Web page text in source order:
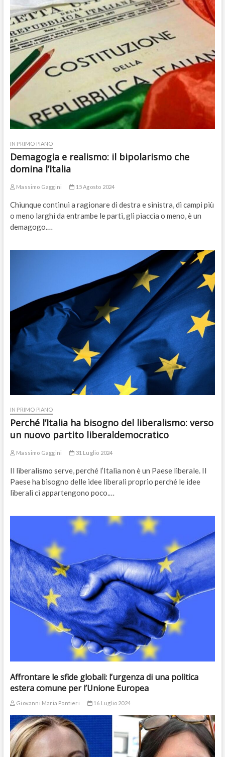
IN PRIMO PIANO
Demagogia e realismo: il bipolarismo che
domina l’Italia
Massimo Gaggini 15 Agosto 2024
Chiunque continui a ragionare di destra e sinistra, di campi più
o meno larghi da entrambe le parti, gli piaccia o meno, è un
demagogo.…
IN PRIMO PIANO
Perché l’Italia ha bisogno del liberalismo: verso
un nuovo partito liberaldemocratico
Massimo Gaggini 31 Luglio 2024
Il liberalismo serve, perché l’Italia non è un Paese liberale. Il
Paese ha bisogno delle idee liberali proprio perché le idee
liberali ci appartengono poco.…
Affrontare le sfide globali: l’urgenza di una politica
estera comune per l’Unione Europea
Giovanni Maria Pontieri 16 Luglio 2024